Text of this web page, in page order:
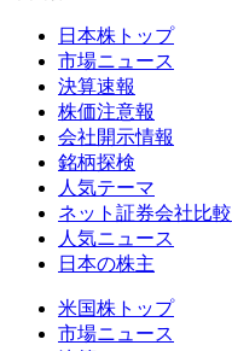
日本株トップ
市場ニュース
決算速報
株価注意報
会社開示情報
銘柄探検
人気テーマ
ネット証券会社比較
人気ニュース
日本の株主
米国株トップ
市場ニュース